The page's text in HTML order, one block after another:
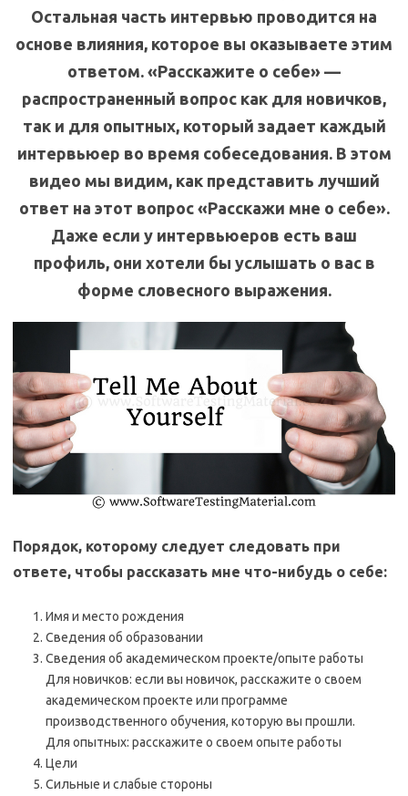
Остальная часть интервью проводится на
основе влияния, которое вы оказываете этим
ответом. «Расскажите о себе» —
распространенный вопрос как для новичков,
так и для опытных, который задает каждый
интервьюер во время собеседования. В этом
видео мы видим, как представить лучший
ответ на этот вопрос «Расскажи мне о себе».
Даже если у интервьюеров есть ваш
профиль, они хотели бы услышать о вас в
форме словесного выражения.
Порядок, которому следует следовать при
ответе, чтобы рассказать мне что-нибудь о себе:
Имя и место рождения
Сведения об образовании
Сведения об академическом проекте/опыте работы
Для новичков: если вы новичок, расскажите о своем
академическом проекте или программе
производственного обучения, которую вы прошли.
Для опытных: расскажите о своем опыте работы
Цели
Сильные и слабые стороны